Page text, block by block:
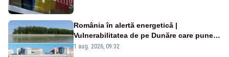
România în alertă energetică |
Vulnerabilitatea de pe Dunăre care pune
în pericol Centrala Cernavodă era
1 aug. 2026, 09:32